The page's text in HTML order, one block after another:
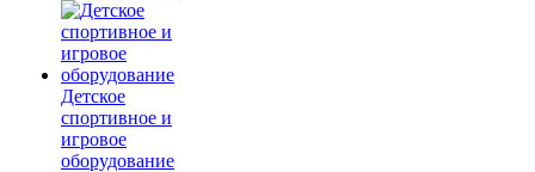
Детское
спортивное и
игровое
оборудование